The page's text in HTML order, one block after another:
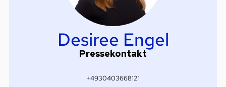
Desiree Engel
Pressekontakt
+4930403668121